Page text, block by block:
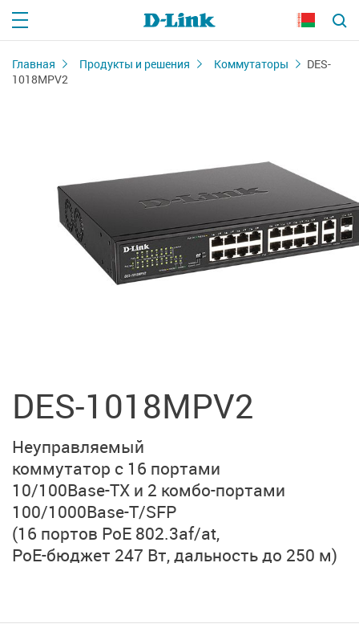
Главная Продукты и решения Коммутаторы
DES-
1018MPV2
DES-1018MPV2
Неуправляемый
коммутатор с 16 портами
10/100Base-TX и 2 комбо-портами
100/1000Base-T/SFP
(16 портов PoE 802.3af/at,
PoE-бюджет 247 Вт,дальность до 250 м)